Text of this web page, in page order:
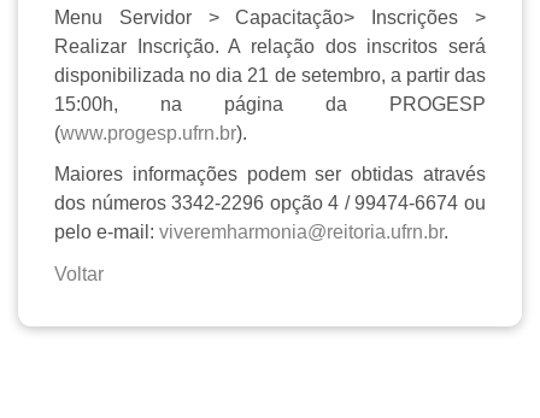
Menu Servidor > Capacitação> Inscrições >
Realizar Inscrição. A relação dos inscritos será
disponibilizada no dia 21 de setembro, a partir das
15:00h, na página da PROGESP
(www.progesp.ufrn.br).
Maiores informações podem ser obtidas através
dos números 3342-2296 opção 4 / 99474-6674 ou
pelo e-mail: viveremharmonia@reitoria.ufrn.br.
Voltar